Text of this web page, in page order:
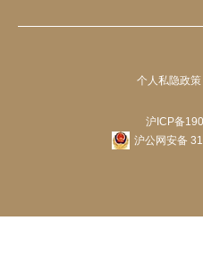
个人私隐政策
沪ICP备
沪公网安备